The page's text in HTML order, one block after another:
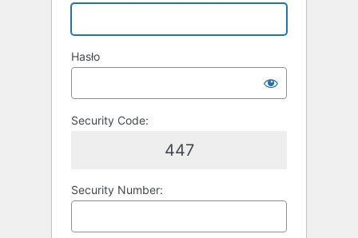
Hasło
Security Code:
447
Security Number: